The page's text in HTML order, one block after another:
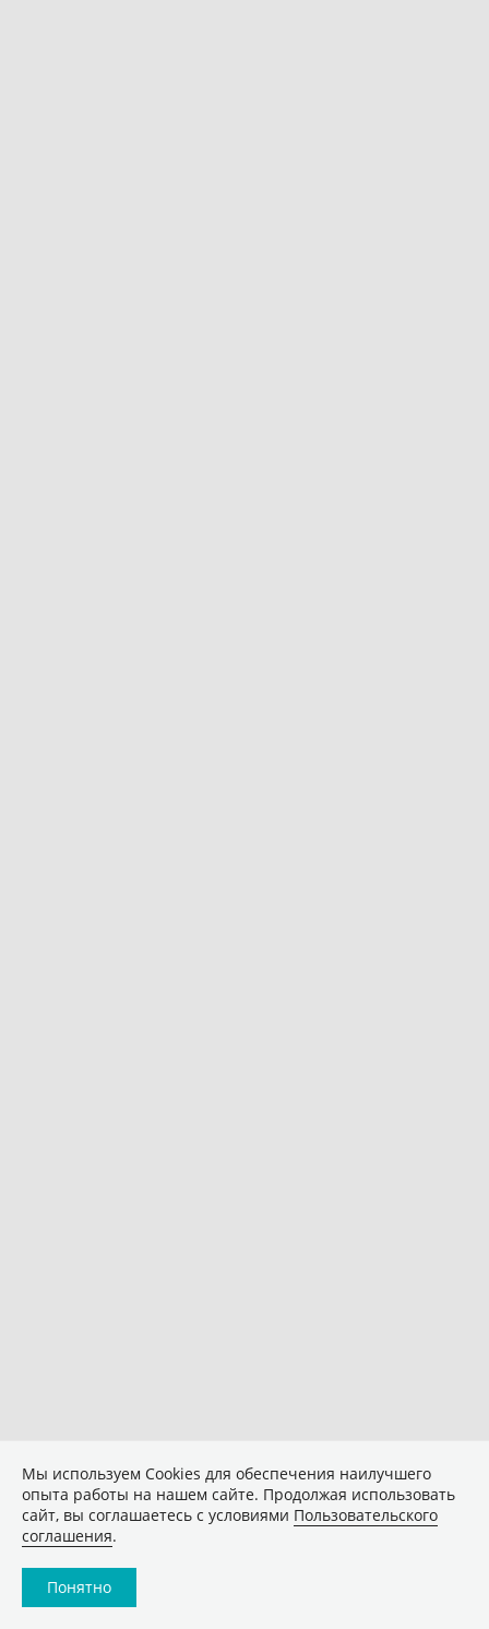
Мы используем Сookies для обеспечения наилучшего
опыта работы на нашем сайте. Продолжая использовать
сайт, вы соглашаетесь с условиями Пользовательского
соглашения.
Понятно